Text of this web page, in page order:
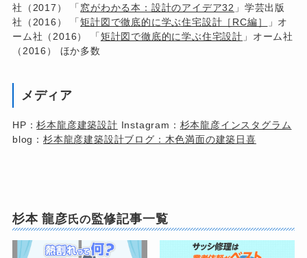
社（2017） 「 窓がわかる本：設計のアイデア32 」学芸出版
社（2016） 「矩計図で徹底的に学ぶ住宅設計［RC編］
」オ
ーム社（2016） 「矩計図で徹底的に学ぶ住宅設計 」オーム社
（2016） ほか多数
メディア
HP：杉本龍彦建築設計 Instagram： 杉本龍彦インスタグラム
blog： 杉本龍彦建築設計ブログ：木色満面の建築日喜
杉本 龍彦 氏の監修記事一覧